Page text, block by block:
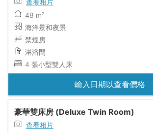
48 m²
海洋景和夜景
禁煙房
淋浴間
4 張小型雙人床
輸入日期以查看價格
豪華雙床房 (Deluxe Twin Room)
查看相片